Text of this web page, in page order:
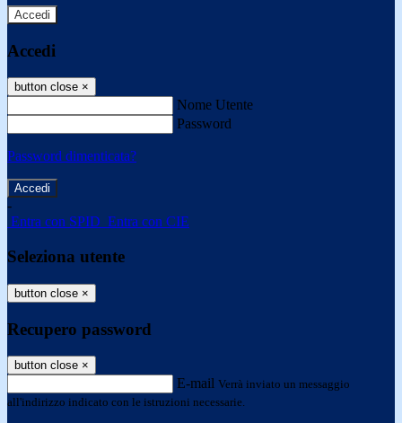
Accedi
Accedi
button close ×
Nome Utente
Password
Password dimenticata?
-
Entra con SPID Entra con CIE
Seleziona utente
button close ×
Recupero password
button close ×
E-mail Verrà inviato un messaggio
all'indirizzo indicato con le istruzioni necessarie.